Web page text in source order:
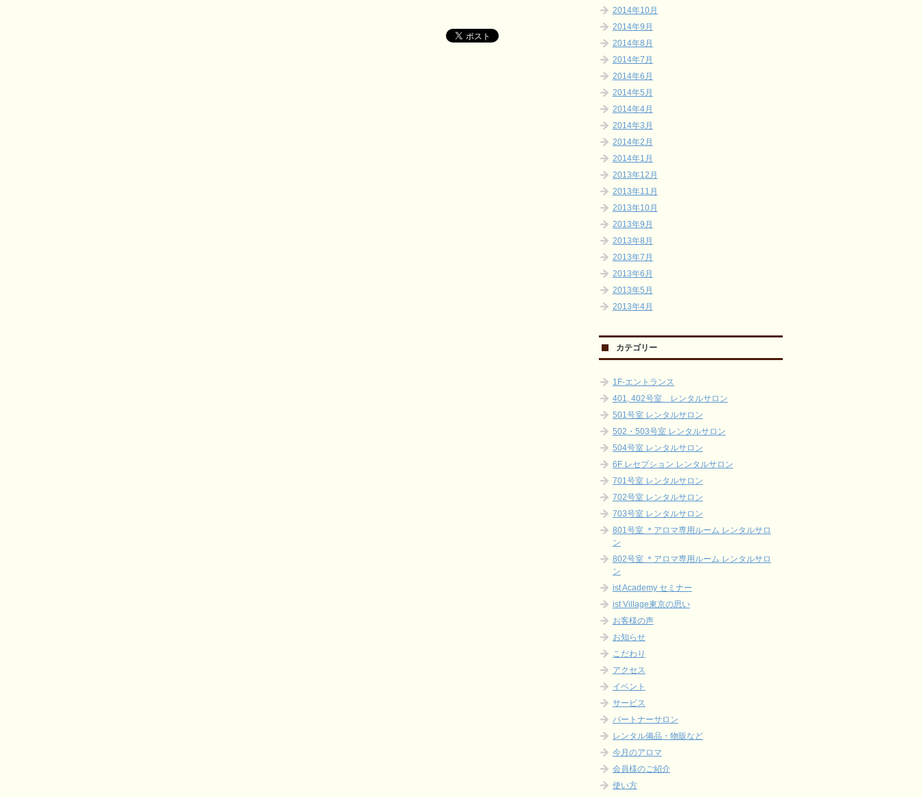
2014年10月
2014年9月
2014年8月
2014年7月
2014年6月
2014年5月
2014年4月
2014年3月
2014年2月
2014年1月
2013年12月
2013年11月
2013年10月
2013年9月
2013年8月
2013年7月
2013年6月
2013年5月
2013年4月
カテゴリー
1F-エントランス
401, 402号室 レンタルサロン
501号室 レンタルサロン
502・503号室 レンタルサロン
504号室 レンタルサロン
6F レセプション レンタルサロン
701号室 レンタルサロン
702号室 レンタルサロン
703号室 レンタルサロン
801号室 ＊アロマ専用ルーム レンタルサロ
ン
802号室 ＊アロマ専用ルーム レンタルサロ
ン
ist Academy セミナー
ist Village東京の思い
お客様の声
お知らせ
こだわり
アクセス
イベント
サービス
パートナーサロン
レンタル備品・物販など
今月のアロマ
会員様のご紹介
使い方